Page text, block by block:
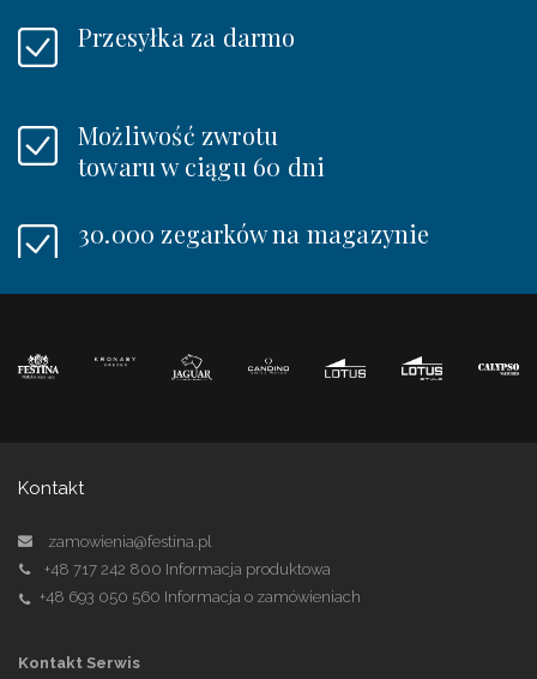
Przesyłka za darmo
Możliwość zwrotu
towaru w ciągu 60 dni
30.000 zegarków na magazynie
Kontakt
zamowienia@festina.pl
+48 717 242 800 Informacja produktowa
+48 693 050 560 Informacja o zamówieniach
Kontakt Serwis